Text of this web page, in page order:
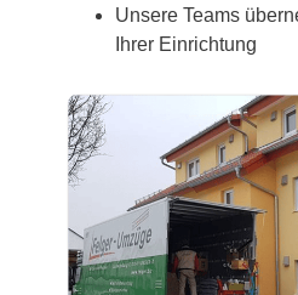
Unsere Teams
Ihrer Einrichtung